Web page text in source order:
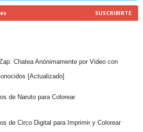
SUSCRIBIRTE
Chatea Anónimamente por Video con
[Actualizado]
de Naruto para Colorear
de Circo Digital para Imprimir y Colorear